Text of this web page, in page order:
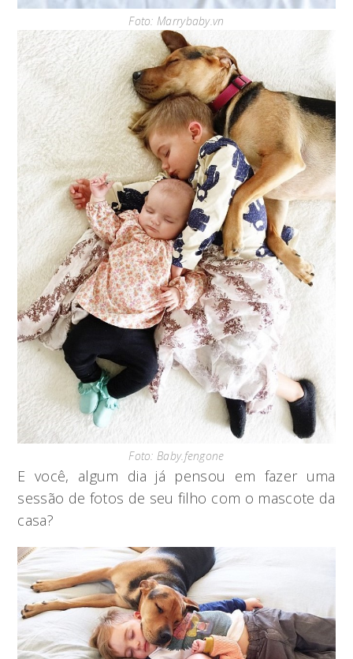
Foto: Marrybaby.vn
Foto: Baby.fengone
E você, algum dia já pensou em fazer uma
sessão de fotos de seu filho com o mascote da
casa?